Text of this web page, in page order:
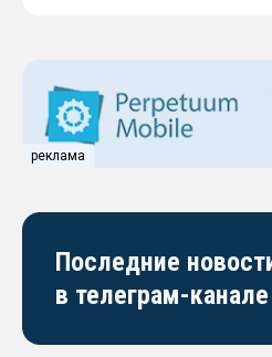
реклама
Последние
в телеграм-